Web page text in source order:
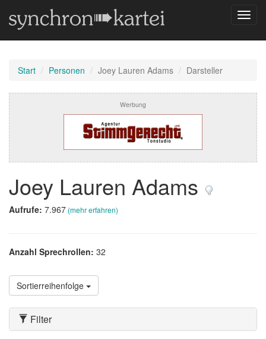
Start Personen Joey Lauren Adams Darsteller
Werbung
Joey Lauren Adams
Aufrufe: 7.967(mehr erfahren)
Anzahl Sprechrollen: 32
Sortierreihenfolge
Filter